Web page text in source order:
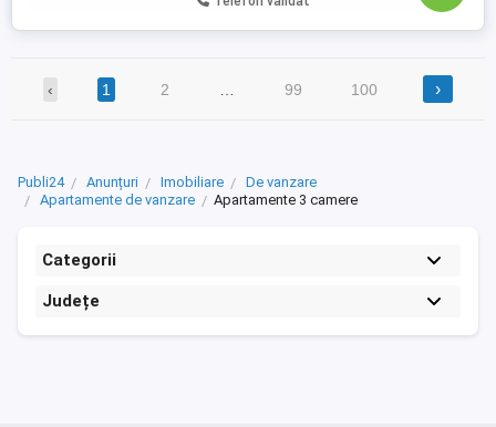
‹ 1 2 99 100 ›
Publi24 Anunțuri Imobiliare
De vanzare
Apartamente de vanzare
Apartamente 3 camere
Categorii
Județe